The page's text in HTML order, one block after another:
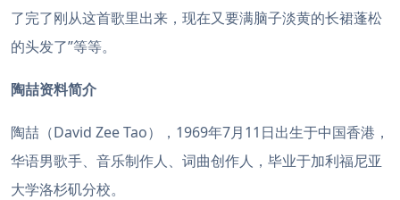
了完了刚从这首歌里出来，现在又要满脑子淡黄的长裙蓬松
的头发了”等等。
陶喆资料简介
陶喆（David Zee Tao），1969年7月11日出生于中国香港，
华语男歌手、音乐制作人、词曲创作人，毕业于加利福尼亚
大学洛杉矶分校。